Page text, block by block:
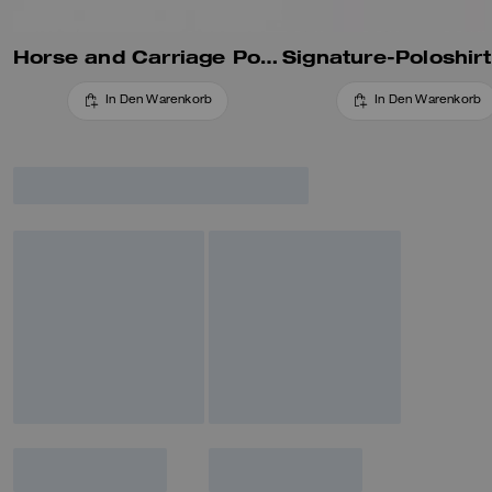
Horse and Carriage Polo mit Langarm
In Den Warenkorb In Den Warenkorb